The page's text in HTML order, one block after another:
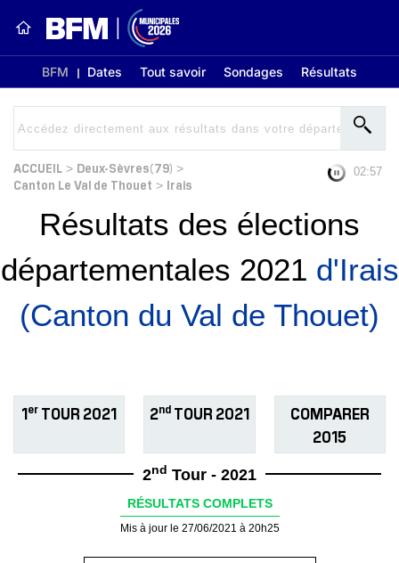
BFM Dates Tout savoir Sondages Résultats
ACCUEIL > Deux-Sèvres(79) >
Canton Le Val de Thouet > Irais
02:56
Résultats des élections
départementales 2021 d'Irais
(Canton du Val de Thouet)
1er TOUR 2021 2ndTOUR 2021
COMPARER
2015
2nd Tour - 2021
RÉSULTATS COMPLETS
Mis à jour le 27/06/2021 à 20h25